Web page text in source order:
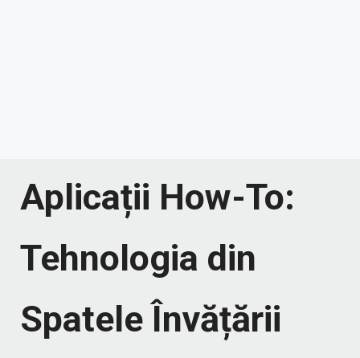
Aplicații How-To:
Tehnologia din
Spatele Învățării